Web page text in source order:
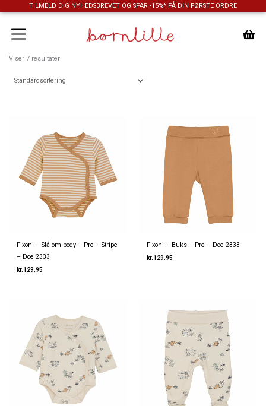
til
indholdet
TILMELD DIG NYHEDSBREVET OG SPAR -15%* PÅ DIN FØRSTE ORDRE
Viser 7 resultater
Fixoni – Slå-om-body – Pre – Stripe
– Doe 2333
kr.129.95
Fixoni – Buks – Pre – Doe 2333
kr.129.95